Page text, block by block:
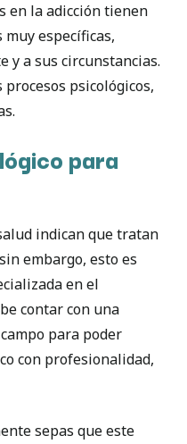
en la adicción tienen
específicas,
y a sus circunstancias.
psicológicos,
para
indican que tratan
embargo, esto es
en el
contar con una
para poder
con profesionalidad,
sepas que este